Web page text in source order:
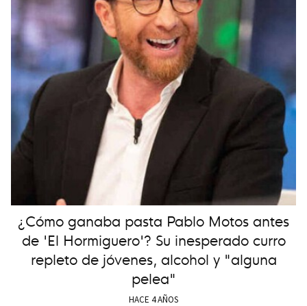
¿Cómo ganaba pasta Pablo Motos antes
de 'El Hormiguero'? Su inesperado curro
repleto de jóvenes, alcohol y "alguna
pelea"
HACE 4 AÑOS